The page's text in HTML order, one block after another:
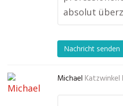
absolut
Nachricht senden
Michael Katzwinkel